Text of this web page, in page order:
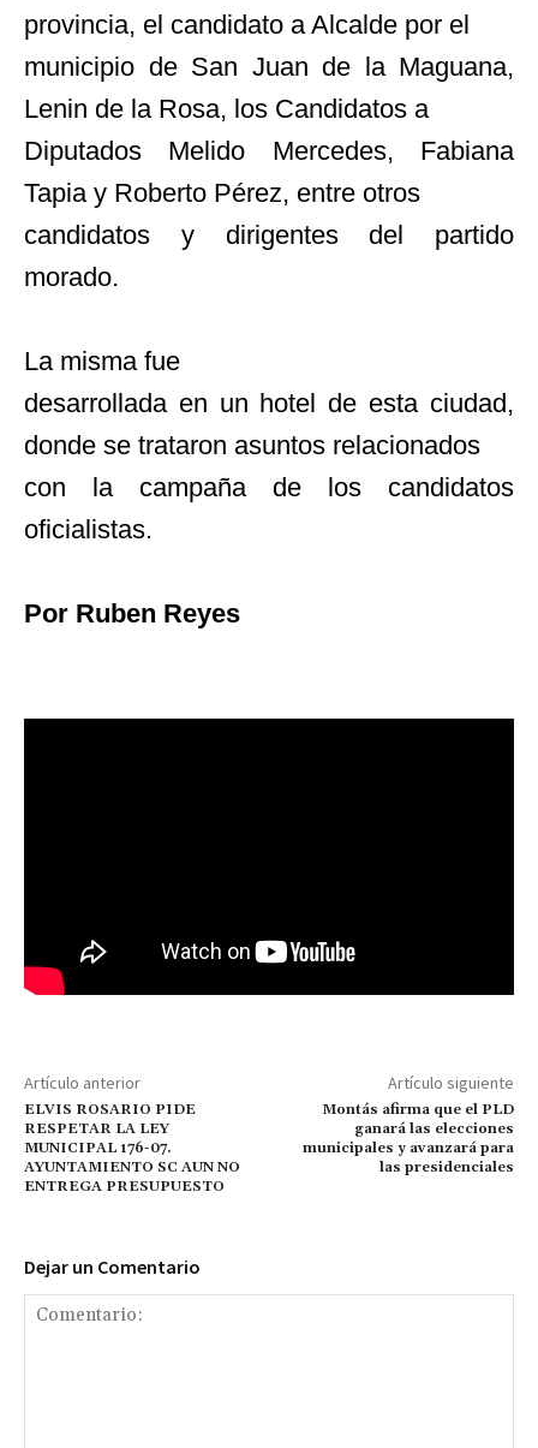
provincia, el candidato a Alcalde por el
municipio de San Juan de la Maguana,
Lenin de la Rosa, los Candidatos a
Diputados Melido Mercedes, Fabiana
Tapia y Roberto Pérez, entre otros
candidatos y dirigentes del partido
morado.
La misma fue
desarrollada en un hotel de esta ciudad,
donde se trataron asuntos relacionados
con la campaña de los candidatos
oficialistas.
Por Ruben Reyes
Artículo anterior
ELVIS ROSARIO PIDE
RESPETAR LA LEY
MUNICIPAL 176-07.
AYUNTAMIENTO SC AUN NO
ENTREGA PRESUPUESTO
Artículo siguiente
Montás afirma que el PLD
ganará las elecciones
municipales y avanzará para
las presidenciales
Dejar un Comentario